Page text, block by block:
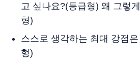
고 싶나요?(등급형) 왜 그렇
형)
스스로 생각하는 최대 강점
형)